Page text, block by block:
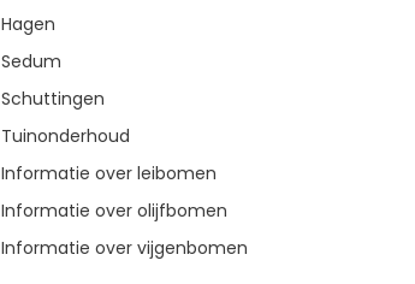
Hagen
Sedum
Schuttingen
Tuinonderhoud
Informatie over leibomen
Informatie over olijfbomen
Informatie over vijgenbomen